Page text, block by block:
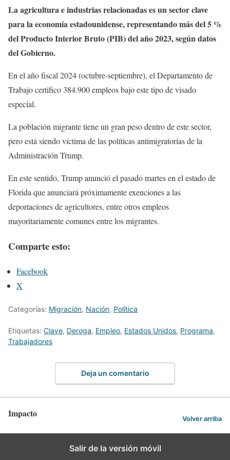
La agricultura e industrias relacionadas es un sector clave
para la economía estadounidense, representando más del 5 %
del Producto Interior Bruto (PIB) del año 2023, según datos
del Gobierno.
En el año fiscal 2024 (octubre-septiembre), el Departamento de
Trabajo certifico 384.900 empleos bajo este tipo de visado
especial.
La población migrante tiene un gran peso dentro de este sector,
pero está siendo víctima de las políticas antimigratorias de la
Administración Trump.
En este sentido, Trump anunció el pasado martes en el estado de
Florida que anunciará próximamente exenciones a las
deportaciones de agricultores, entre otros empleos
mayoritariamente comunes entre los migrantes.
Comparte esto:
Facebook
X
Categorías: Migración, Nación, Política
Etiquetas: Clave, Deroga, Empleo, Estados Unidos, Programa,
Trabajadores
Deja un comentario
Impacto Volver arriba
Salir de la versión móvil